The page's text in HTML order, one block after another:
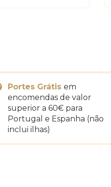
Portes Grátis em
encomendas de valor
superior a 60€ para
Portugal e Espanha (não
inclui ilhas)